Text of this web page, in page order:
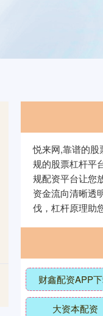
悦来网,靠谱的股
规的股票杠杆平
规配资平台让您
资金流向清晰透
伐，杠杆原理助
财鑫配资APP
大资本配资